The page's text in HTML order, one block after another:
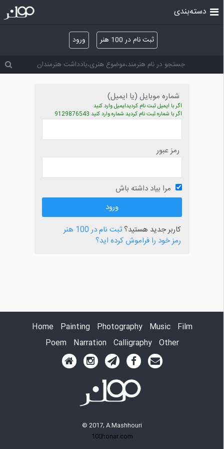
ثبت نام در 100 هنر ورود
دسته‌بندی
شماره موبایل (یا ایمیل)
اگر با ایمیل ثبت نام کردیدایمیل وارد کنید
اگر با شماره ثبت نام کردید شماره وارد کنید 9129876543
رمز عبور
مرا بیاد داشته باش
کاربر جدید هستید؟ثبت نام در 100 هنر
رمز خود را فراموش کرده اید؟
Home Painting Photography Music
Film
Poem
Narration Calligraphy Other
© 2017, A.Mashhouri
100honar.com